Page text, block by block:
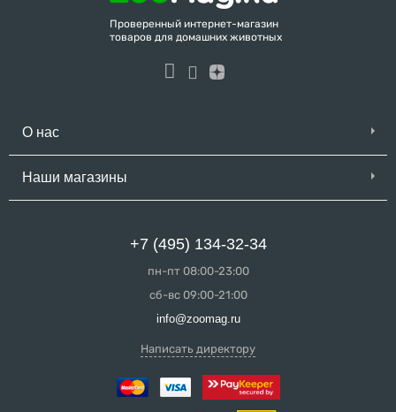
Проверенный интернет-магазин
товаров для домашних животных
О нас
Наши магазины
+7 (495) 134-32-34
пн-пт 08:00-23:00
сб-вс 09:00-21:00
info@zoomag.ru
Написать директору